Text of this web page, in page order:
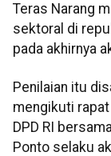
Teras Narang
sektoral di
pada akhirnya
Penilaian itu
mengikuti
DPD RI
Ponto selaku